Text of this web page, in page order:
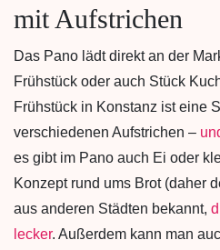
mit Aufstrichen
Das Pano lädt direkt an der
Frühstück oder auch Stück
Frühstück in Konstanz ist eine
verschiedenen Aufstrichen –
es gibt im Pano auch Ei oder
Konzept rund ums Brot (daher
aus anderen Städten bekannt,
lecker. Außerdem kann man